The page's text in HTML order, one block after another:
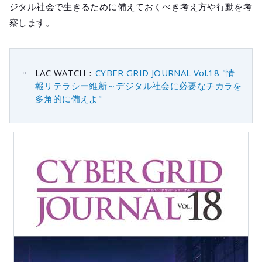
ジタル社会で生きるために備えておくべき考え方や行動を考
察します。
LAC WATCH： CYBER GRID JOURNAL Vol.18 "情
報リテラシー維新～デジタル社会に必要なチカラを
多角的に備えよ"